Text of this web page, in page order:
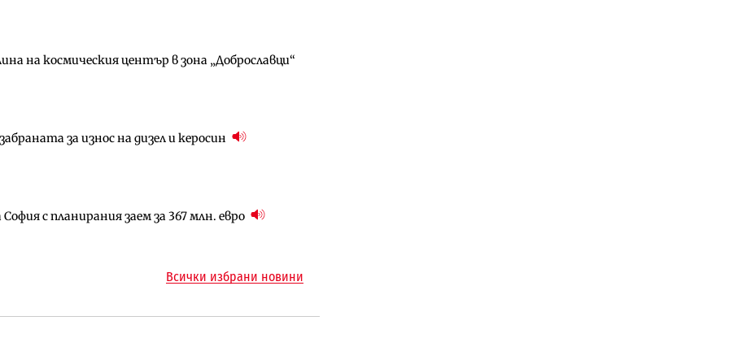
на космическия център в зона „Доброславци“
за износ на дизел и керосин
с планирания заем за 367 млн. евро
придобиване на Euroapi Italy
план за магистралата Русе – Велико
надзора на двете метростанции в „Люлин“
оценки на имотите може да бъдат
езеро става част от бъдещата магистрала
„на ръчно управление“ общинската
Всички избрани новини